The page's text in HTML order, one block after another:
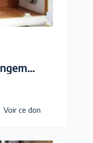
Meuble encastré rangement salon
Voir ce don